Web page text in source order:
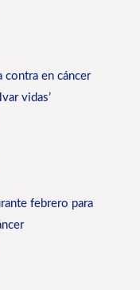
contra en cáncer
vidas’
febrero para